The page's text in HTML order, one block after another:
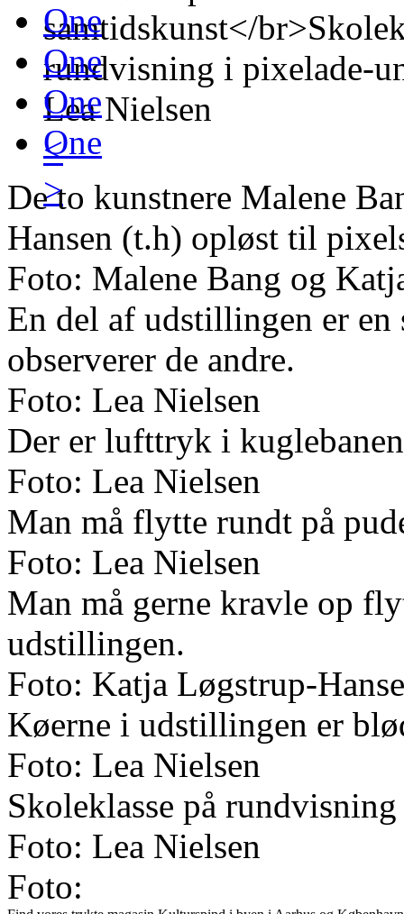
<
>
One
One
One
One
De to kunstnere Malene
Hansen (t.h) opløst til
Foto: Malene Bang og
En del af udstillingen er
observerer de andre.
Foto: Lea Nielsen
Der er lufttryk i
Foto: Lea Nielsen
Man må flytte rundt på
Foto: Lea Nielsen
Man må gerne kravle op
udstillingen.
Foto: Katja Løgstrup-
Køerne i udstillingen er
Foto: Lea Nielsen
Skoleklasse på
Foto: Lea Nielsen
Foto: